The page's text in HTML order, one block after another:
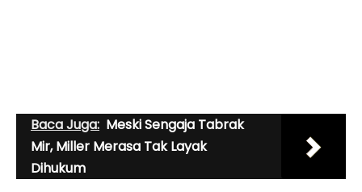
Baca Juga: Meski Sengaja Tabrak
Mir, Miller Merasa Tak Layak
Dihukum